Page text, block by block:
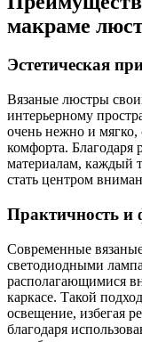
макраме
Эстетическая
Вязаные люстры
интерьерному
очень нежно и
комфорта. Благодаря
материалам, каждый
стать центром
Практичность и
Современные
светодиодными
располагающимися
каркасе. Такой
освещение, избегая
благодаря